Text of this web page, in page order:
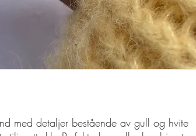
med detaljer bestående av gull og hvite